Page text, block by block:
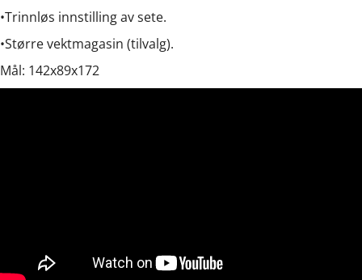
•Trinnløs innstilling av sete.
•Større vektmagasin (tilvalg).
Mål: 142x89x172